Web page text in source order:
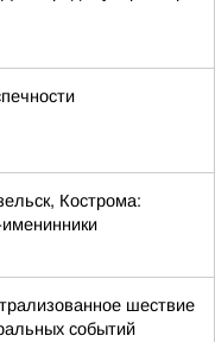
Кострома:
шествие
событий